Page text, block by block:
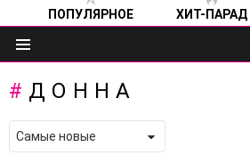
ПОПУЛЯРНОЕ ХИТ-ПАРАД
Меню
ДОННА